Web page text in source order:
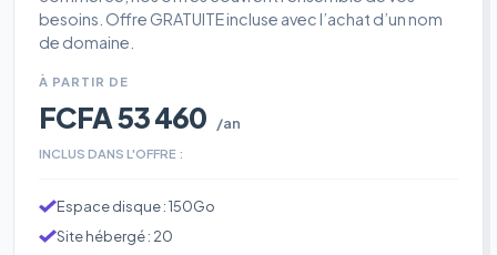
besoins. Offre GRATUITE incluse avec l’achat d’un nom
de domaine.
À PARTIR DE
FCFA 53 460 /an
INCLUS DANS L'OFFRE :
Espace disque : 150Go
Site hébergé : 20